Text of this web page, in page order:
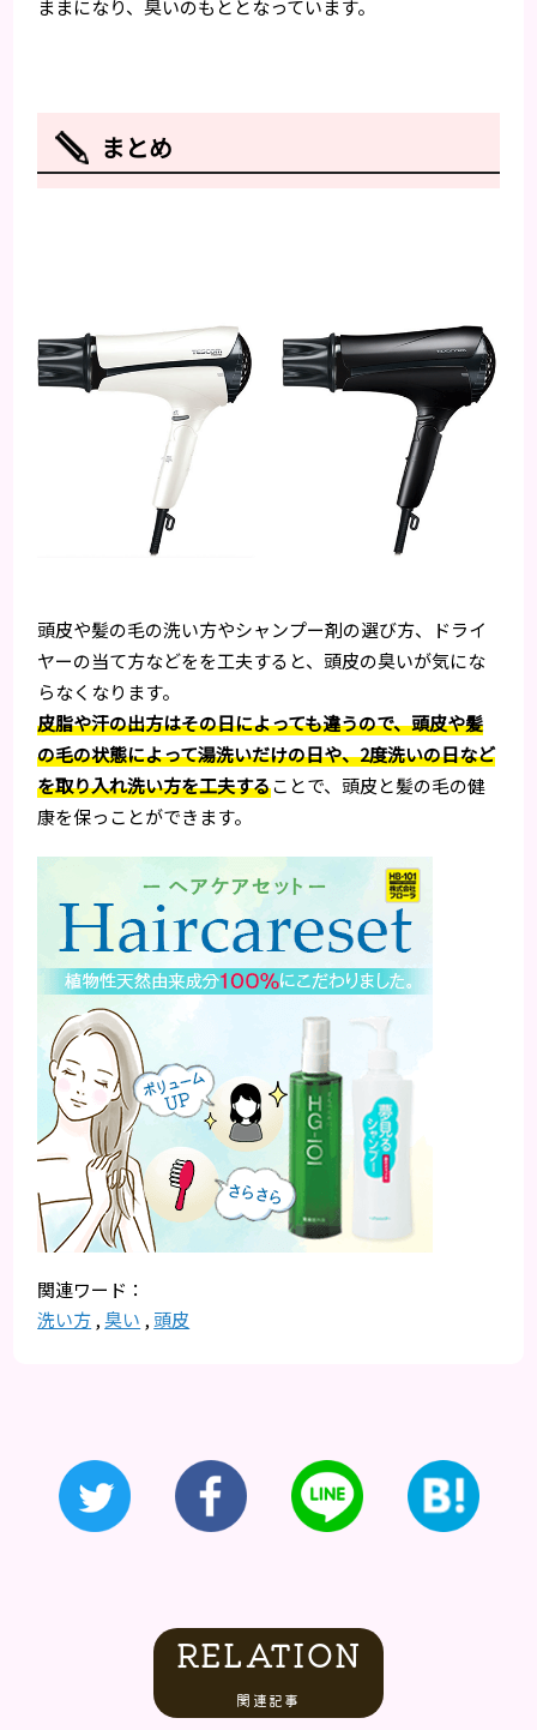
ままになり、臭いのもととなっています。
まとめ
頭皮や髪の毛の洗い方やシャンプー剤の選び方、ドライ
ヤーの当て方などをを工夫すると、頭皮の臭いが気にな
らなくなります。
皮脂や汗の出方はその日によっても違うので、頭皮や髪
の毛の状態によって湯洗いだけの日や、2度洗いの日など
を取り入れ洗い方を工夫することで、頭皮と髪の毛の健
康を保っことができます。
洗い方 ,臭い , 頭皮
RELATION
関連記事